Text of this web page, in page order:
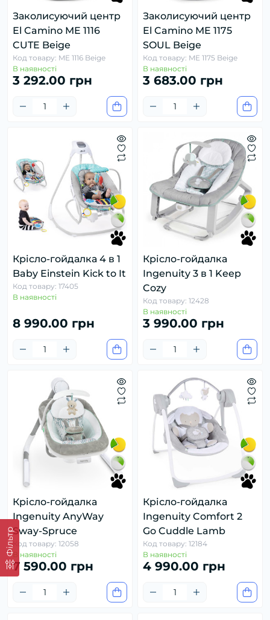
Фільтр
Заколисуючий центр
El Camino ME 1116
CUTE Beige
Код товару: ME 1116 Beige
В наявності
3 292.00 грн
Заколисуючий центр
El Camino ME 1175
SOUL Beige
Код товару: ME 1175 Beige
В наявності
3 683.00 грн
Крісло-гойдалка 4 в 1
Baby Einstein Kick to It
Код товару: 17405
В наявності
8 990.00 грн
Крісло-гойдалка
Ingenuity 3 в 1 Keep
Cozy
Код товару: 12428
В наявності
3 990.00 грн
Крісло-гойдалка
Ingenuity AnyWay
Sway-Spruce
Код товару: 12058
В наявності
7 590.00 грн
Крісло-гойдалка
Ingenuity Comfort 2
Go Cuddle Lamb
Код товару: 12184
В наявності
4 990.00 грн